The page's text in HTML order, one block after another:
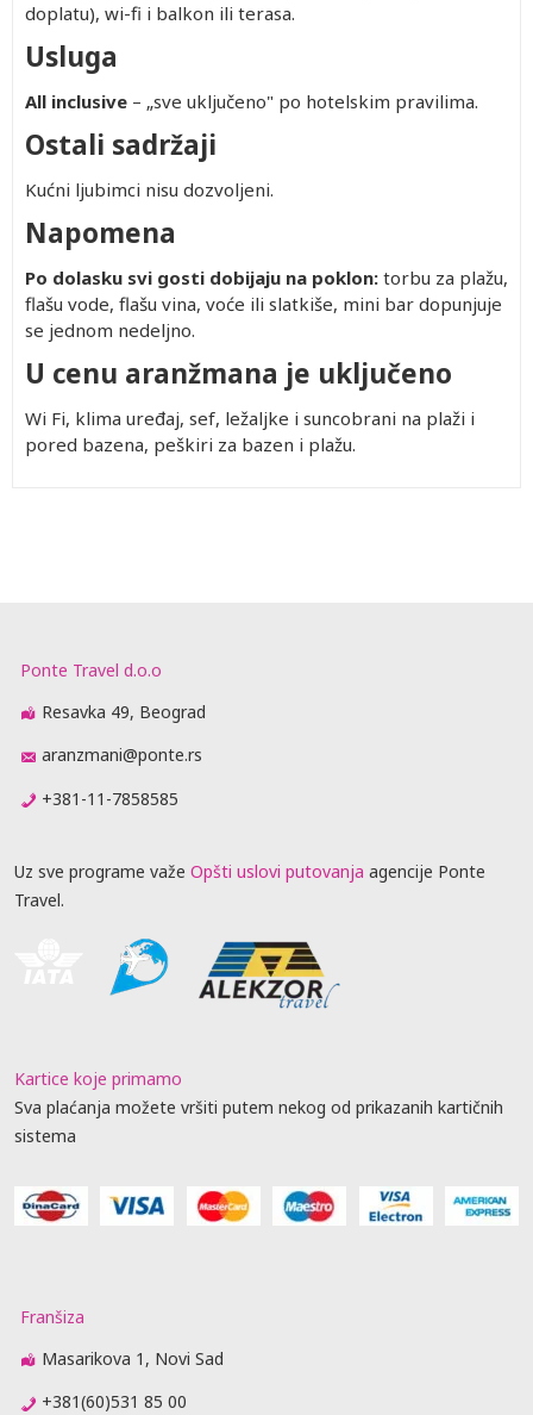
doplatu), wi-fi i balkon ili terasa.
Usluga
All inclusive – „sve uključeno" po hotelskim pravilima.
Ostali sadržaji
Kućni ljubimci nisu dozvoljeni.
Napomena
Po dolasku svi gosti dobijaju na poklon: torbu za plažu,
flašu vode, flašu vina, voće ili slatkiše, mini bar dopunjuje
se jednom nedeljno.
U cenu aranžmana je uključeno
Wi Fi, klima uređaj, sef, ležaljke i suncobrani na plaži i
pored bazena, peškiri za bazen i plažu.
Ponte Travel d.o.o
Resavka 49, Beograd
aranzmani@ponte.rs
+381-11-7858585
Uz sve programe važe Opšti uslovi putovanja agencije Ponte
Travel.
Kartice koje primamo
Sva plaćanja možete vršiti putem nekog od prikazanih kartičnih
sistema
Franšiza
Masarikova 1, Novi Sad
+381(60)531 85 00